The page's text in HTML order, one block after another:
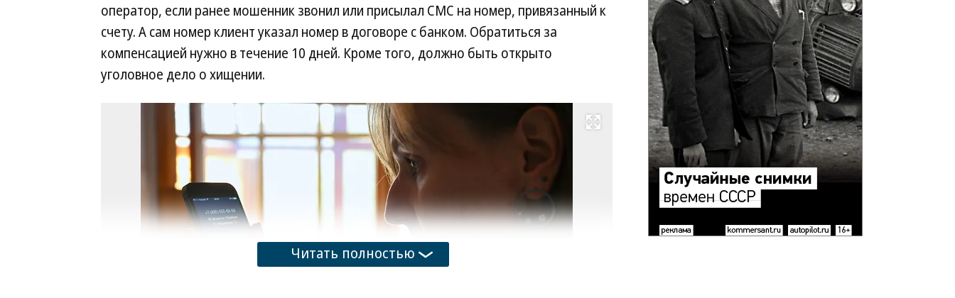
оператор, если ранее мошенник звонил или присылал СМС на номер, привязанный к
счету. А сам номер клиент указал номер в договоре с банком. Обратиться за
компенсацией нужно в течение 10 дней. Кроме того, должно быть открыто
уголовное дело о хищении.
Развернуть на весь экран
Фото:
Игорь
Коммерсантъ
Читать полностью